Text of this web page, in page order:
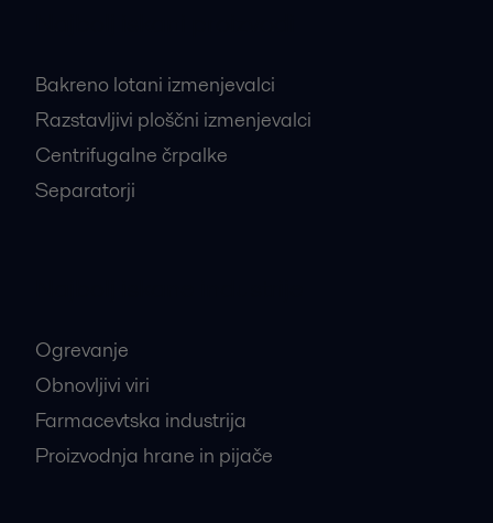
Bakreno lotani izmenjevalci
Razstavljivi ploščni izmenjevalci
Centrifugalne črpalke
Separatorji
Ogrevanje
Obnovljivi viri
Farmacevtska industrija
Proizvodnja hrane in pijače